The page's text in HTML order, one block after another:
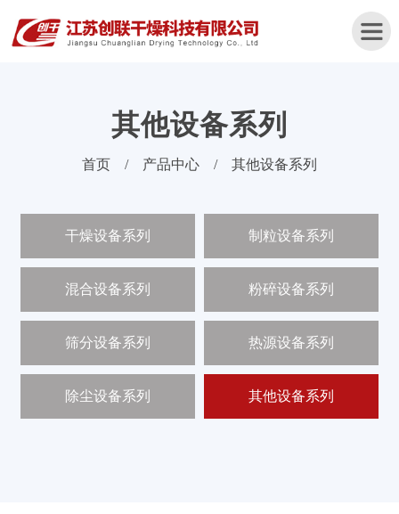
于
我
产
品
其他设备系列
首页 / 产品中心 / 其他设备系列
干燥设备系列 制粒设备系列
混合设备系列 粉碎设备系列
筛分设备系列 热源设备系列
除尘设备系列 其他设备系列